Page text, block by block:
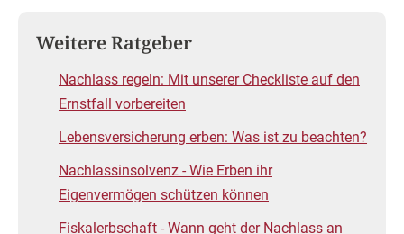
Weitere Ratgeber
Nachlass regeln: Mit unserer Checkliste auf den
Ernstfall vorbereiten
Lebensversicherung erben: Was ist zu beachten?
Nachlassinsolvenz - Wie Erben ihr
Eigenvermögen schützen können
Fiskalerbschaft - Wann geht der Nachlass an